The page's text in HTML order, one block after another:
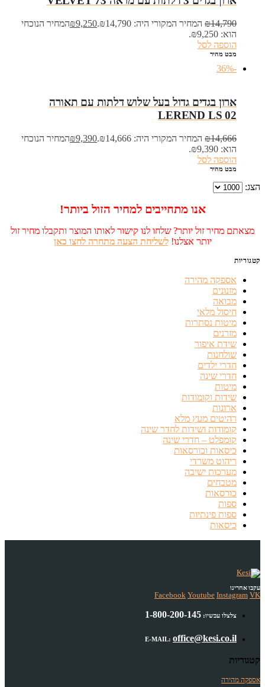
₪14,790 המחיר המקורי היה: ₪14,790. ₪9,250
המחיר הנוכחי
הוא: ₪9,250.
הוספה לסל
מבט מהיר
-36%
ארון בגדים גדול בעל שלוש דלתות עם תאורה
LEREND LS 02
₪14,666 המחיר המקורי היה: ₪14,666. ₪9,390
המחיר הנוכחי
הוא: ₪9,390.
הוספה לסל
מבט מהיר
הצג:
אנו מתחייבים למחיר הזול ביותר!
מצאתם מחיר זול יותר? שלחו לנו קישור לאותו המוצר ותקבלו מחיר זול
יותר אצלנו!לשליחת הצעה מתחרה לחצו כאן
קטגוריות
אספקה מהירה
מזנונים
מבואה
חיסול מלאי
מיטות נסתרות
מזרנים
שידת איפור
שולחנות
חדרי ילדים
חדרי שינה
מיטות
שידות וקומודות
ארונות
רהיטים מעץ מלא
קומודות ושידות לחדר שינה
קומפלט – חדרי שינה
כיסאות וכורסאות
ריהוט משרדי
מערכות ישיבה
מטבחים
כורסאות
ספות
ספות פינתיות
כיסאות
עקבו אחרינו
Facebook Youtube Instagram VK
צלצלו עכשיו: 1-800-200-145
E-MAIL: office@kesi.co.il
קטגוריות
אספקה מהירה